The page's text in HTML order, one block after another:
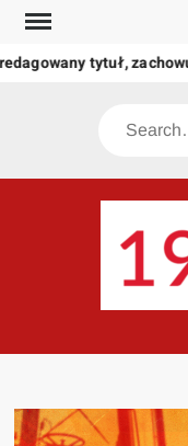
Skip
content
tytuł,
Search